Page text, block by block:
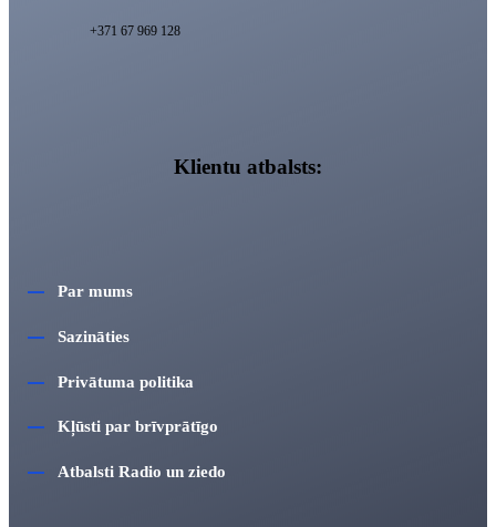
+371 67 969 128
Klientu atbalsts:
Par mums
Sazināties
Privātuma politika
Kļūsti par brīvprātīgo
Atbalsti Radio un ziedo